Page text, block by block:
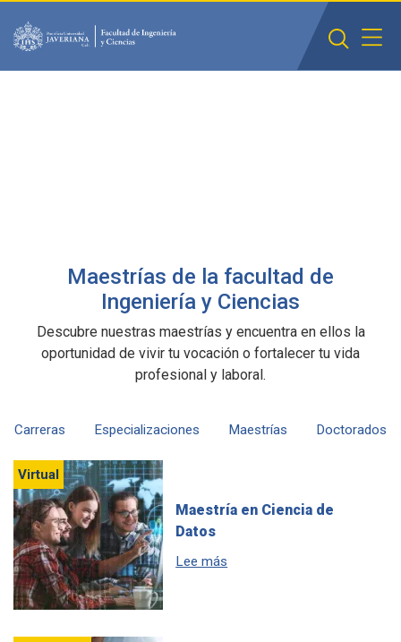
Maestrías de la facultad de
Ingeniería y Ciencias
Descubre nuestras maestrías y encuentra en ellos la
oportunidad de vivir tu vocación o fortalecer tu vida
profesional y laboral.
Carreras Especializaciones Maestrías Doctorados
Virtual
Maestría en Ciencia de
Datos
Lee más